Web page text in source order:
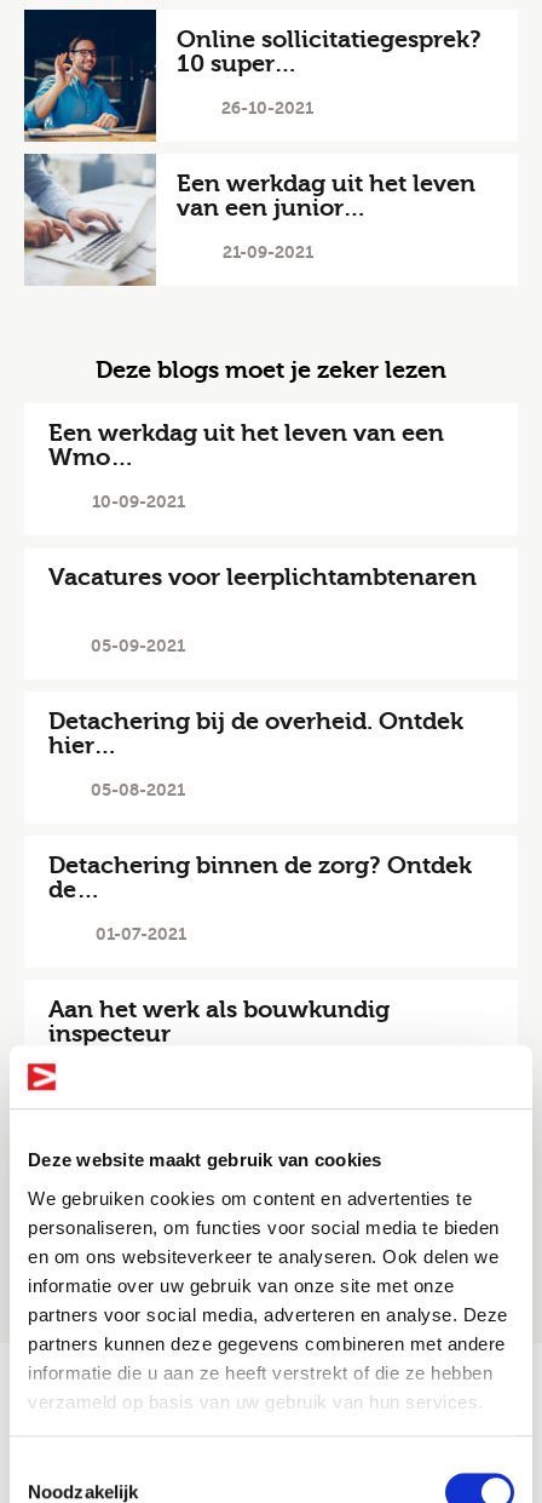
Deze website maakt gebruik van cookies
We gebruiken cookies om content en advertenties te
personaliseren, om functies voor social media te bieden
en om ons websiteverkeer te analyseren. Ook delen we
informatie over uw gebruik van onze site met onze
partners voor social media, adverteren en analyse. Deze
partners kunnen deze gegevens combineren met andere
informatie die u aan ze heeft verstrekt of die ze hebben
verzameld op basis van uw gebruik van hun services.
Noodzakelijk
Online sollicitatiegesprek?
10 super…
26-10-2021
Een werkdag uit het leven
van een junior…
21-09-2021
Deze blogs moet je zeker lezen
Een werkdag uit het leven van een
Wmo…
10-09-2021
Vacatures voor leerplichtambtenaren
05-09-2021
Detachering bij de overheid. Ontdek
hier…
05-08-2021
Detachering binnen de zorg? Ontdek
de…
01-07-2021
Aan het werk als bouwkundig
inspecteur
Een dag uit het leven van een…
18-05-2021
Altijd als 1e op de hoogte van de
nieuwste vacatures als je een job
alert aanmaakt!